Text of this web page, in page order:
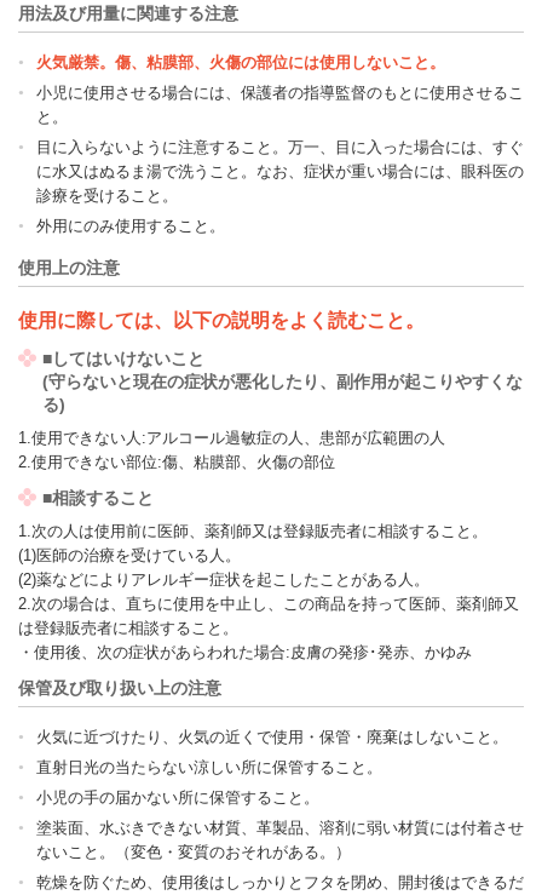
用法及び用量に関連する注意
火気厳禁。傷、粘膜部、火傷の部位には使用しないこと。
小児に使用させる場合には、保護者の指導監督のもとに使用させるこ
と。
目に入らないように注意すること。万一、目に入った場合には、すぐ
に水又はぬるま湯で洗うこと。なお、症状が重い場合には、眼科医の
診療を受けること。
外用にのみ使用すること。
使用上の注意
使用に際しては、以下の説明をよく読むこと。
■してはいけないこと
(守らないと現在の症状が悪化したり、副作用が起こりやすくな
る)
1.使用できない人:アルコール過敏症の人、患部が広範囲の人
2.使用できない部位:傷、粘膜部、火傷の部位
■相談すること
1.次の人は使用前に医師、薬剤師又は登録販売者に相談すること。
(1)医師の治療を受けている人。
(2)薬などによりアレルギー症状を起こしたことがある人。
2.次の場合は、直ちに使用を中止し、この商品を持って医師、薬剤師又
は登録販売者に相談すること。
・使用後、次の症状があらわれた場合:皮膚の発疹･発赤、かゆみ
保管及び取り扱い上の注意
火気に近づけたり、火気の近くで使用・保管・廃棄はしないこと。
直射日光の当たらない涼しい所に保管すること。
小児の手の届かない所に保管すること。
塗装面、水ぶきできない材質、革製品、溶剤に弱い材質には付着させ
ないこと。（変色・変質のおそれがある。）
乾燥を防ぐため、使用後はしっかりとフタを閉め、開封後はできるだ